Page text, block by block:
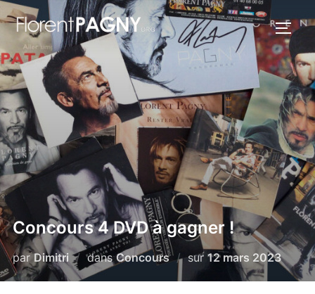
Aller
au
contenu
Concours 4 DVD à gagner !
parDimitri dansConcours sur Publié
12 mars 2023